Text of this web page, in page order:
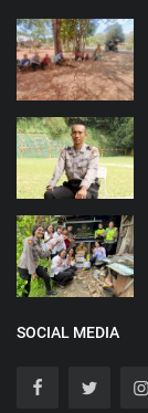
SOCIAL MEDIA